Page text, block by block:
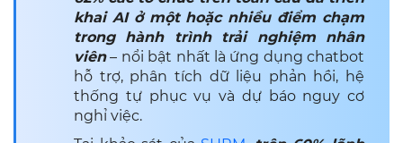
khai AI ở một hoặc nhiều điểm chạm
trong hành trình trải nghiệm nhân
viên– nổi bật nhất là ứng dụng chatbot
hỗ trợ, phân tích dữ liệu phản hồi, hệ
thống tự phục vụ và dự báo nguy cơ
nghỉ việc.